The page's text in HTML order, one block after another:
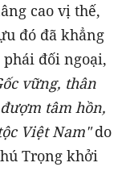
cao vị thế,
đó đã khẳng
đối ngoại,
vững, thân
tâm hồn,
Việt Nam"do
Trọng khởi